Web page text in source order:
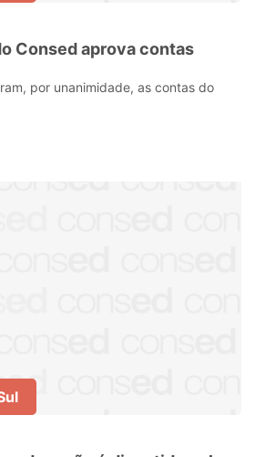
Consed aprova contas
por unanimidade, as contas do